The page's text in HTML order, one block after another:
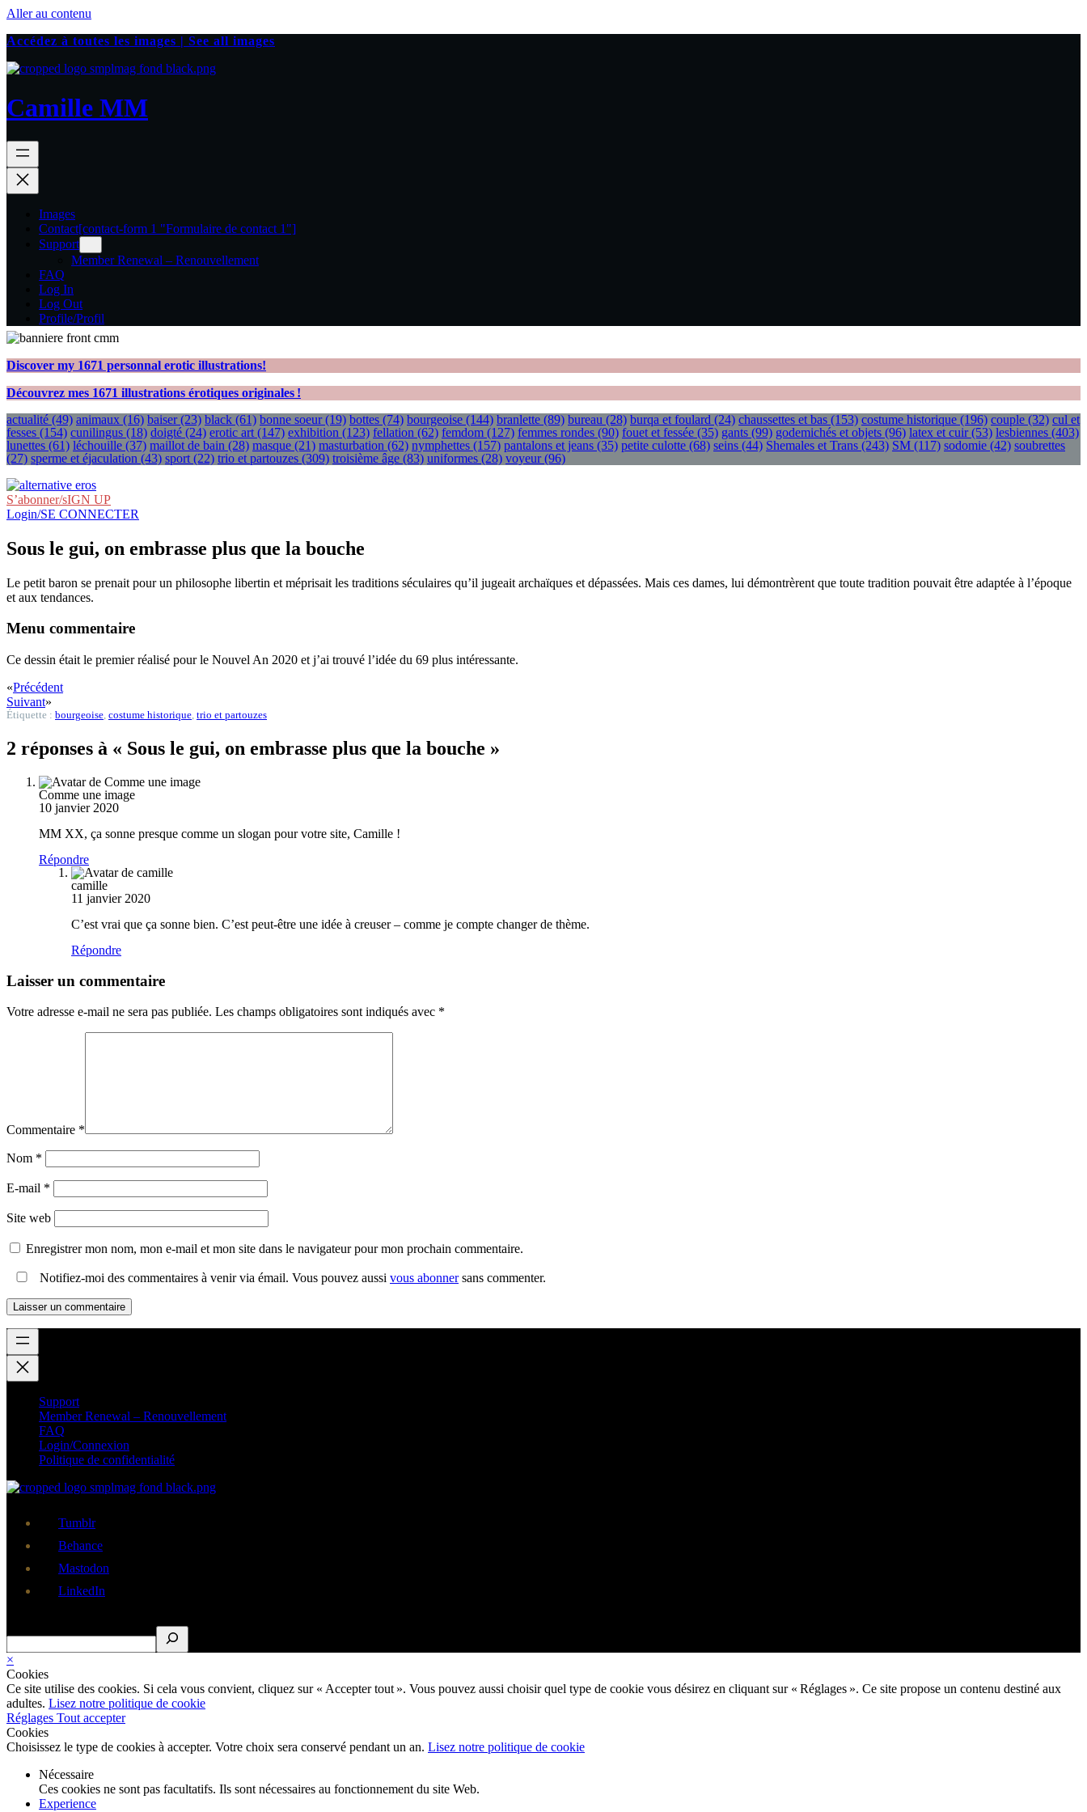
Aller au contenu
Accédez à toutes les images | See all images
Camille MM
Images
Contact[contact-form 1 "Formulaire de contact 1"]
Support
Member Renewal – Renouvellement
FAQ
Log In
Log Out
Profile/Profil
Discover my 1671 personnal erotic illustrations!
Découvrez mes 1671 illustrations érotiques originales !
actualité (49) animaux (16) baiser(23) black (61) bonne soeur(19) bottes (74) bourgeoise (144) branlette (89) bureau (28) burqa et foulard (24) chaussettes et bas (153) costume historique (196) couple (32) cul et
fesses (154) cunilingus (18) doigté (24) erotic art (147) exhibition (123) fellation (62) femdom (127) femmes rondes (90) fouet et fessée (35) gants (99) godemichés et objets (96) latex et cuir(53) lesbiennes (403)
lunettes (61) léchouille (37) maillot de bain (28) masque (21) masturbation (62) nymphettes (157) pantalons et jeans (35) petite culotte (68) seins (44) Shemales et Trans (243) SM (117) sodomie (42) soubrettes
(27) sperme et éjaculation (43) sport (22) trio et partouzes (309) troisième âge (83) uniformes (28) voyeur(96)
S’abonner/sIGN UP
Login/SE CONNECTER
Sous le gui, on embrasse plus que la bouche
Le petit baron se prenait pour un philosophe libertin et méprisait les traditions séculaires qu’il jugeait archaïques et dépassées. Mais ces dames, lui démontrèrent que toute tradition pouvait être adaptée à l’époque
et aux tendances.
Menu commentaire
Ce dessin était le premier réalisé pour le Nouvel An 2020 et j’ai trouvé l’idée du 69 plus intéressante.
«Précédent
Suivant»
Étiquette : bourgeoise, costume historique, trio et partouzes
2 réponses à « Sous le gui, on embrasse plus que la bouche »
Comme une image
10 janvier 2020
MM XX, ça sonne presque comme un slogan pour votre site, Camille !
Répondre
camille
11 janvier 2020
C’est vrai que ça sonne bien. C’est peut-être une idée à creuser – comme je compte changer de thème.
Répondre
Laisser un commentaire
Votre adresse e-mail ne sera pas publiée. Les champs obligatoires sont indiqués avec *
Commentaire *
Nom *
E-mail *
Site web
Enregistrer mon nom, mon e-mail et mon site dans le navigateur pour mon prochain commentaire.
Notifiez-moi des commentaires à venir via émail. Vous pouvez aussi vous abonnersans commenter.
Support
Member Renewal – Renouvellement
FAQ
Login/Connexion
Politique de confidentialité
Tumblr
Behance
Mastodon
LinkedIn
×
Cookies
Ce site utilise des cookies. Si cela vous convient, cliquez sur « Accepter tout ». Vous pouvez aussi choisir quel type de cookie vous désirez en cliquant sur « Réglages ». Ce site propose un contenu destiné aux
adultes. Lisez notre politique de cookie
Réglages Tout accepter
Cookies
Choisissez le type de cookies à accepter. Votre choix sera conservé pendant un an. Lisez notre politique de cookie
Nécessaire
Ces cookies ne sont pas facultatifs. Ils sont nécessaires au fonctionnement du site Web.
Experience